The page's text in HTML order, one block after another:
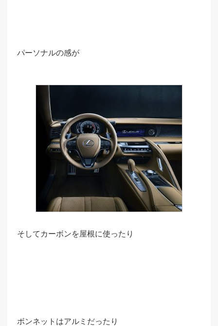
パーソナルの感が
そしてカーボンを屋根に使ったり
ボンネットはアルミだったり